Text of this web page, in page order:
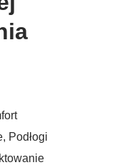
, Podłogi